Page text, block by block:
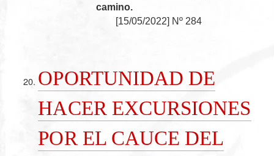
camino.
[15/05/2022] Nº 284
OPORTUNIDAD DE
HACER EXCURSIONES
POR EL CAUCE DEL